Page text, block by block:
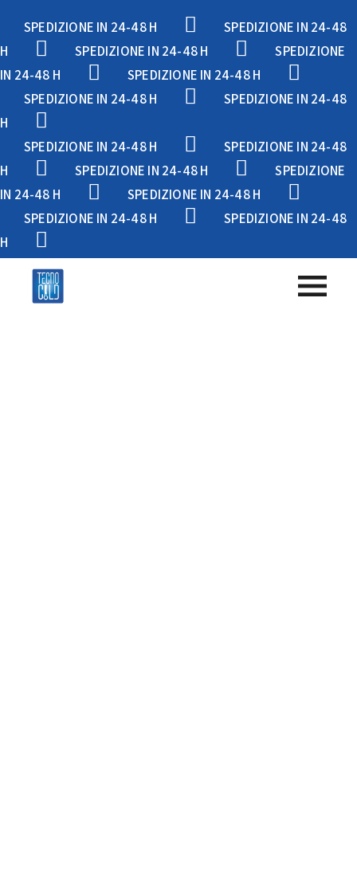
SPEDIZIONE IN 24-48 H
SPEDIZIONE IN 24-48
H
SPEDIZIONE IN 24-48 H
SPEDIZIONE
IN 24-48 H
SPEDIZIONE IN 24-48 H
SPEDIZIONE IN 24-48 H
SPEDIZIONE IN 24-48
H
SPEDIZIONE IN 24-48 H
SPEDIZIONE IN 24-48
H
SPEDIZIONE IN 24-48 H
SPEDIZIONE
IN 24-48 H
SPEDIZIONE IN 24-48 H
SPEDIZIONE IN 24-48 H
SPEDIZIONE IN 24-48
H